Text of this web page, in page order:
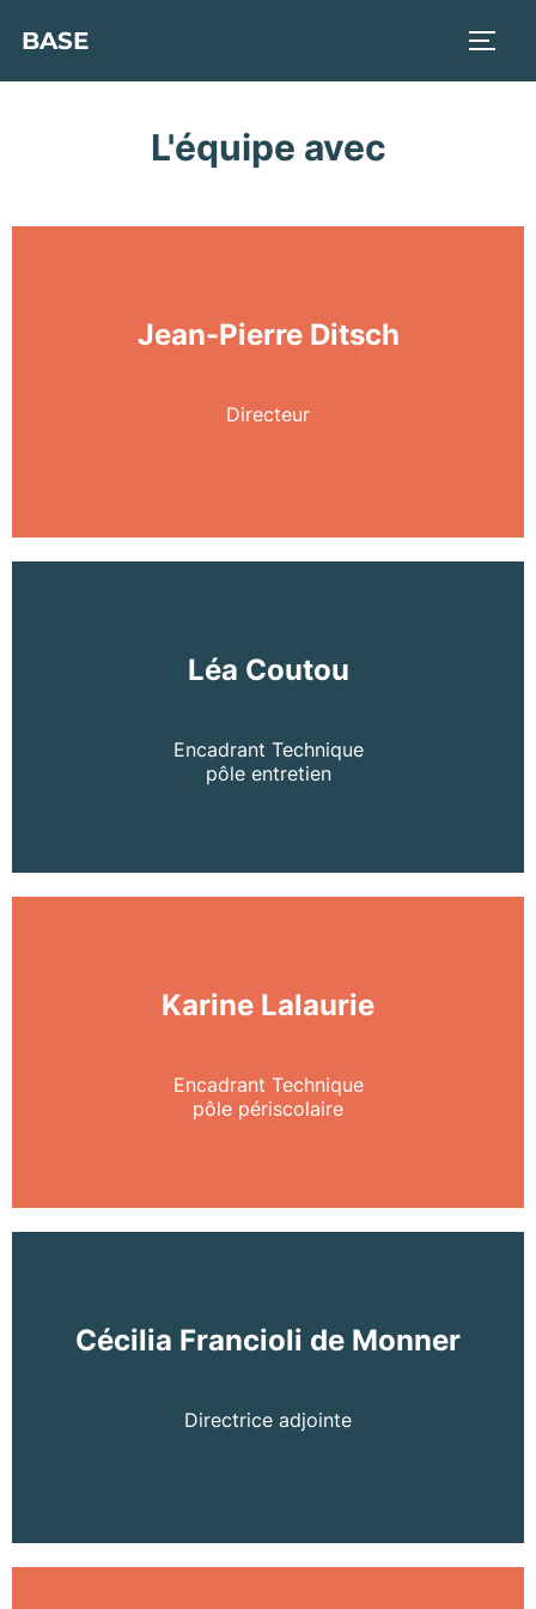
BASE
L'équipe avec
Jean-Pierre Ditsch
Directeur
Léa Coutou
Encadrant Technique
pôle entretien
Karine Lalaurie
Encadrant Technique
pôle périscolaire
Cécilia Francioli de Monner
Directrice adjointe